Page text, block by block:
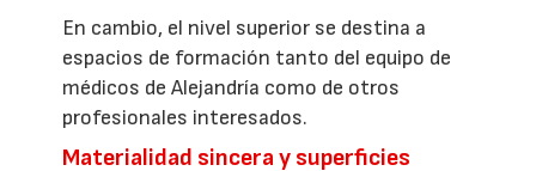
En cambio, el nivel superior se destina a
espacios de formación tanto del equipo de
médicos de Alejandría como de otros
profesionales interesados.
Materialidad sincera y superficies